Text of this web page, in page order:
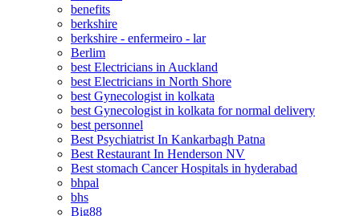
benefits
berkshire
berkshire - enfermeiro - lar
Berlim
best Electricians in Auckland
best Electricians in North Shore
best Gynecologist in kolkata
best Gynecologist in kolkata for normal delivery
best personnel
Best Psychiatrist In Kankarbagh Patna
Best Restaurant In Henderson NV
Best stomach Cancer Hospitals in hyderabad
bhpal
bhs
Big88